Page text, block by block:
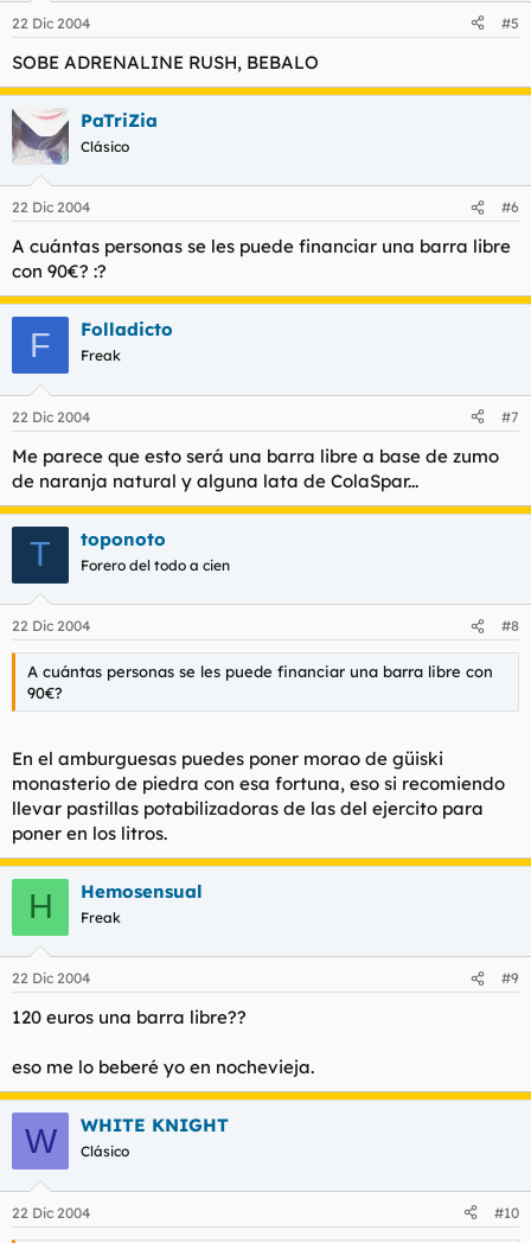
22 Dic 2004 #5
SOBE ADRENALINE RUSH, BEBALO
PaTriZia
Clásico
22 Dic 2004 #6
A cuántas personas se les puede financiar una barra libre
con 90€? :?
F Folladicto
Freak
22 Dic 2004 #7
Me parece que esto será una barra libre a base de zumo
de naranja natural y alguna lata de ColaSpar...
T toponoto
Forero del todo a cien
22 Dic 2004 #8
A cuántas personas se les puede financiar una barra libre con
90€?
En el amburguesas puedes poner morao de güiski
monasterio de piedra con esa fortuna, eso si recomiendo
llevar pastillas potabilizadoras de las del ejercito para
poner en los litros.
H Hemosensual
Freak
22 Dic 2004 #9
120 euros una barra libre??
eso me lo beberé yo en nochevieja.
W WHITE KNIGHT
Clásico
22 Dic 2004 #10